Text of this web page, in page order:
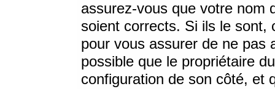
assurez-vous que votre nom
soient corrects. Si ils le sont,
pour vous assurer de ne pas
possible que le propriétaire
configuration de son côté, et